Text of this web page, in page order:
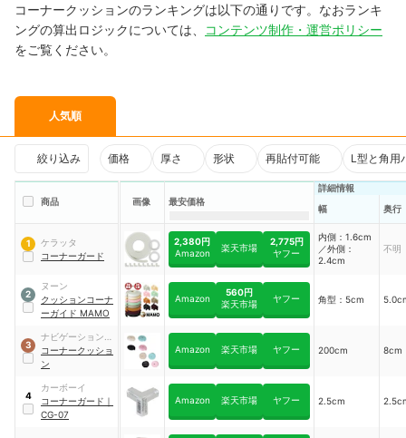
コーナークッションのランキングは以下の通りです。なおランキ
ングの算出ロジックについては、
コンテンツ制作・運営ポリシー
をご覧ください。
人気順
絞り込み 価格 厚さ 形状 再貼付可能 L型と角用
商品 画像 最安価格
詳細情報
幅
奥行
1
ケラッタ
コーナーガード
2,380円
Amazon
楽天市場
2,775円
ヤフー
内側：1.6cm
／外側：
2.4cm
不明
2
ヌーン
クッションコーナ
ーガイド MAMO
Amazon
560円
楽天市場
ヤフー 角型：5cm
3
ナビゲーションロ
ジスティクス
コーナークッショ
ン
Amazon 楽天市場 ヤフー 200cm 8cm
4
カーボーイ
コーナーガード ｜
CG-07
Amazon 楽天市場 ヤフー 2.5cm